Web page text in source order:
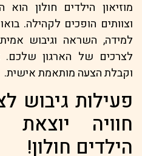
מוזיאון הילדים חולון הוא
וצוותים הופכים לקהילה.
למידה, השראה וגיבוש
לצרכים של הארגון שלכם.
וקבלת הצעה מותאמת אישית.
פעילות גיבוש
חוויה יוצאת
הילדים חולון!